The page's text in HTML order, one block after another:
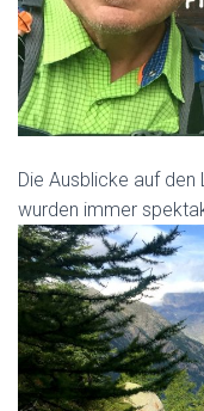
Die Ausblicke auf
wurden immer